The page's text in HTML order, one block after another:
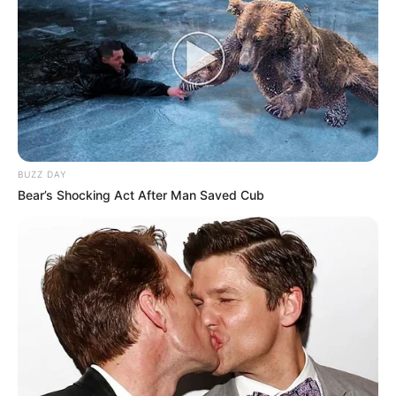
Participe do nosso grupo do
WhatsApp!
Fique informado em tempo real sobre as principais
notícias de Paraguaçu Paulista e região
BUZZ DAY
Bear’s Shocking Act After Man Saved Cub